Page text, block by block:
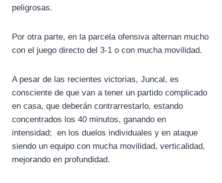
peligrosas.
Por otra parte, en la parcela ofensiva alternan mucho
con el juego directo del 3-1 o con mucha movilidad.
A pesar de las recientes victorias, Juncal, es
consciente de que van a tener un partido complicado
en casa, que deberán contrarrestarlo, estando
concentrados los 40 minutos, ganando en
intensidad; en los duelos individuales y en ataque
siendo un equipo con mucha movilidad, verticalidad,
mejorando en profundidad.